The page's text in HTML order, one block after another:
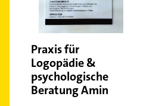
Praxis für
Logopädie &
psychologische
Beratung Amin